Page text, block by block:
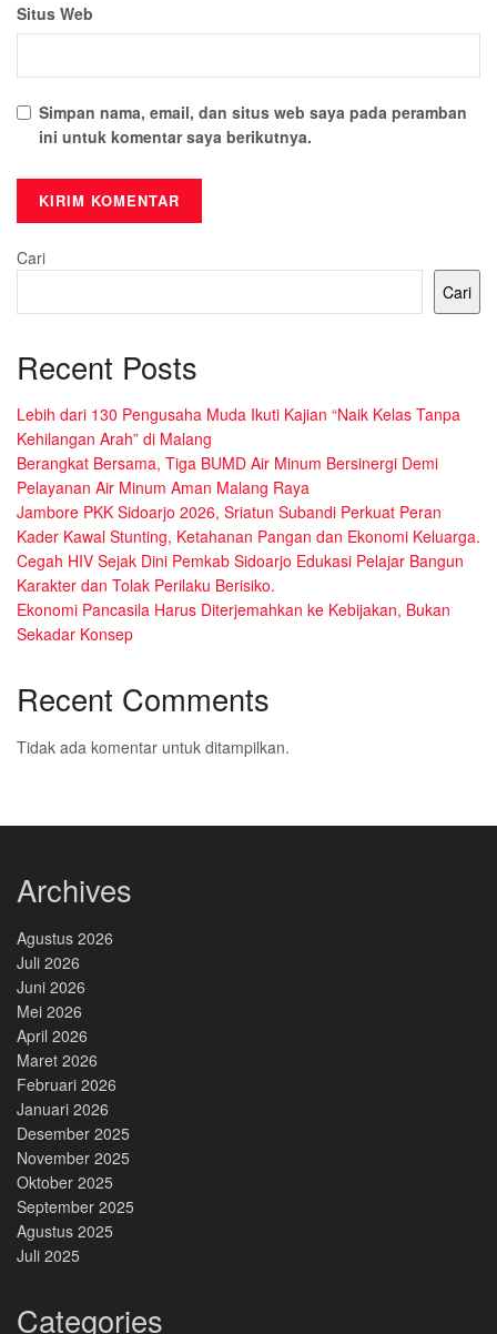
Situs Web
Simpan nama, email, dan situs web saya pada peramban
ini untuk komentar saya berikutnya.
Cari
Cari
Recent Posts
Lebih dari 130 Pengusaha Muda Ikuti Kajian “Naik Kelas Tanpa
Kehilangan Arah” di Malang
Berangkat Bersama, Tiga BUMD Air Minum Bersinergi Demi
Pelayanan Air Minum Aman Malang Raya
Jambore PKK Sidoarjo 2026, Sriatun Subandi Perkuat Peran
Kader Kawal Stunting, Ketahanan Pangan dan Ekonomi Keluarga.
Cegah HIV Sejak Dini Pemkab Sidoarjo Edukasi Pelajar Bangun
Karakter dan Tolak Perilaku Berisiko.
Ekonomi Pancasila Harus Diterjemahkan ke Kebijakan, Bukan
Sekadar Konsep
Recent Comments
Tidak ada komentar untuk ditampilkan.
Archives
Agustus 2026
Juli 2026
Juni 2026
Mei 2026
April 2026
Maret 2026
Februari 2026
Januari 2026
Desember 2025
November 2025
Oktober 2025
September 2025
Agustus 2025
Juli 2025
Categories